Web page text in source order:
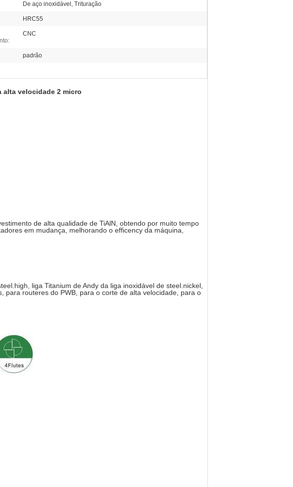
De aço inoxidável, Trituração
HRC55
CNC
padrão
alta velocidade 2 micro
de alta qualidade de TiAlN, obtendo por muito tempo
em mudança, melhorando o efficency da máquina,
liga Titanium de Andy da liga inoxidável de steel.nickel,
routeres do PWB, para o corte de alta velocidade, para o